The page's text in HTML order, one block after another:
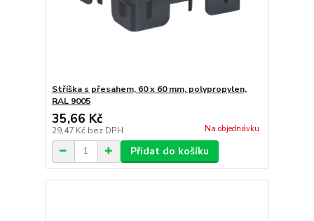
Stříška s přesahem, 60 x 60 mm, polypropylen,
RAL 9005
35,66 Kč
29,47 Kč bez DPH Na objednávku
Přidat do košíku